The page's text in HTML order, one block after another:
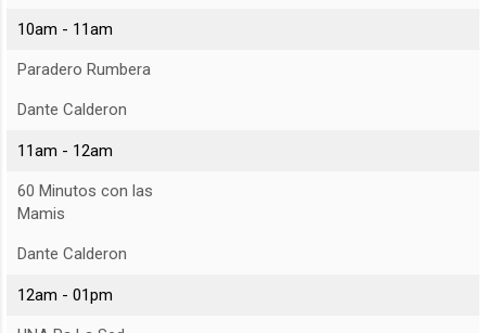
10am - 11am
Paradero Rumbera
Dante Calderon
11am - 12am
60 Minutos con las
Mamis
Dante Calderon
12am - 01pm